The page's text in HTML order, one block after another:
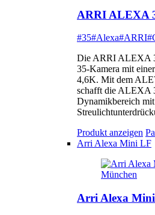
ARRI ALEXA
#35#Alexa#ARRI
Die ARRI ALEXA
35-Kamera mit
4,6K. Mit dem
schafft die ALEXA
Dynamikbereich
Produkt anzeigen
Arri Alexa Mini LF
Arri Alexa